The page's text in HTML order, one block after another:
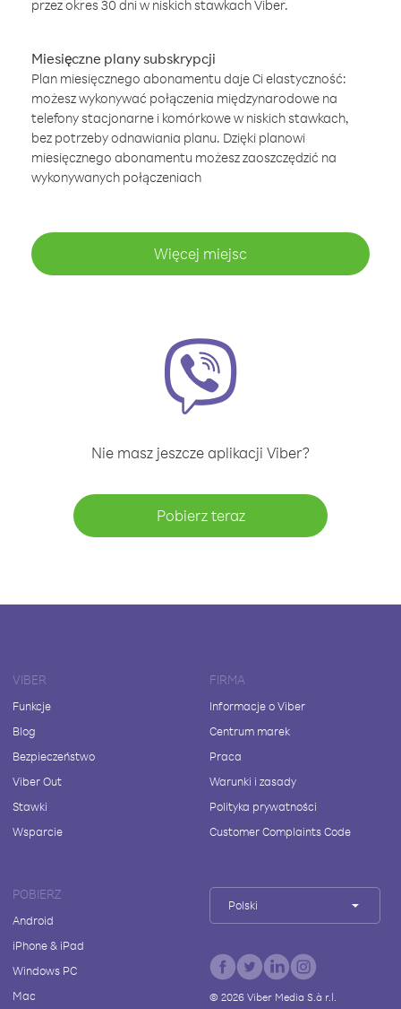
przez okres 30 dni w niskich stawkach Viber.
Miesięczne plany subskrypcji
Plan miesięcznego abonamentu daje Ci elastyczność:
możesz wykonywać połączenia międzynarodowe na
telefony stacjonarne i komórkowe w niskich stawkach,
bez potrzeby odnawiania planu. Dzięki planowi
miesięcznego abonamentu możesz zaoszczędzić na
wykonywanych połączeniach
Więcej miejsc
Nie masz jeszcze aplikacji Viber?
Pobierz teraz
VIBER
Funkcje
Blog
Bezpieczeństwo
Viber Out
Stawki
Wsparcie
FIRMA
Informacje o Viber
Centrum marek
Praca
Warunki i zasady
Polityka prywatności
Customer Complaints Code
POBIERZ
Android
iPhone & iPad
Windows PC
Mac
Polski
© 2026Viber Media S.à r.l.